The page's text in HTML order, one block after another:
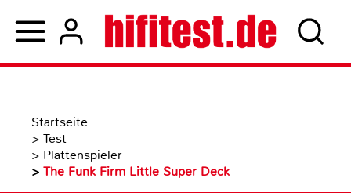
Startseite
> Test
> Plattenspieler
> The Funk Firm Little Super Deck